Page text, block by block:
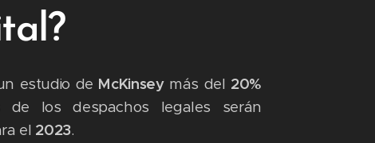
estudio de McKinsey más del 20%
los despachos legales serán
el 2023.